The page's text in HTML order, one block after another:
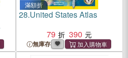
滿額折
28.United States Atlas
79
390
無庫存